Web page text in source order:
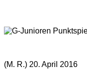
(M. R.) 20. April 2016